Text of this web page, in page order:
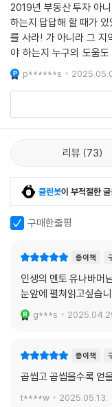
책의 서두에서 저자는 간
성 소비로 끝내지 말고
기하지만 않는다면 당신
다. 돈과 시간으로부터의
라. 당신의 일에서, 당신
의 뒤를 따를 것이다.
2019년 부동산 투자 아
하는지 답답해 할 때가
를 사라! 가 아니라 그 지
야 하는지 누구의 도움
곳이 없었다. 아니 가르
있다. 2년동
p******s
리뷰 73
클린봇이 부적절한
구매한줄평
종이책
인생의 멘토 유나바머
눈앞에 펼쳐읽고싶습
g***s
종이책
곱씹고 곱씹을수록 얻
t****w 2025.05.13.